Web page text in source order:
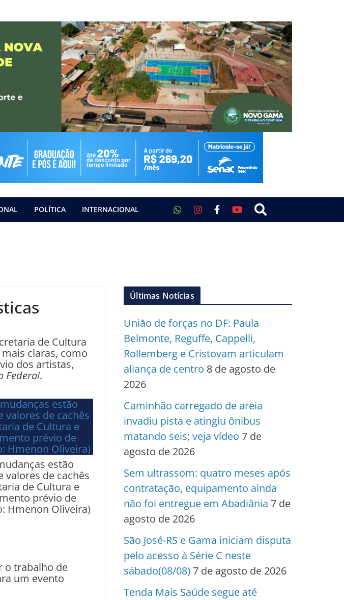
POLÍTICA INTERNACIONAL
de Cultura
claras, como
dos artistas,
Federal.
estão
valores de cachês
de Cultura e
prévio de
Hmenon Oliveira)
o trabalho de
um evento
Últimas Notícias
União de forças no DF: Paula
Belmonte, Reguffe, Cappelli,
Rollemberg e Cristovam articulam
aliança de centro 8 de agosto de
2026
Caminhão carregado de areia
invadiu pista e atingiu ônibus
matando seis; veja vídeo 7 de
agosto de 2026
Sem ultrassom: quatro meses após
contratação, equipamento ainda
não foi entregue em Abadiânia 7 de
agosto de 2026
São José-RS e Gama iniciam disputa
pelo acesso à Série C neste
sábado(08/08) 7 de agosto de 2026
Tenda Mais Saúde segue até